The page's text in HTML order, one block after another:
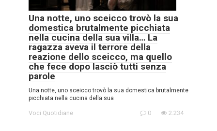
Una notte, uno sceicco trovò la sua
domestica brutalmente picchiata
nella cucina della sua villa… La
ragazza aveva il terrore della
reazione dello sceicco, ma quello
che fece dopo lasciò tutti senza
parole
Una notte, uno sceicco trovò la sua domestica brutalmente
picchiata nella cucina della sua
Voci Quotidiane 0 2.234